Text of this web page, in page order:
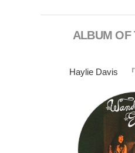
ALBUM OF
Haylie Davis 『